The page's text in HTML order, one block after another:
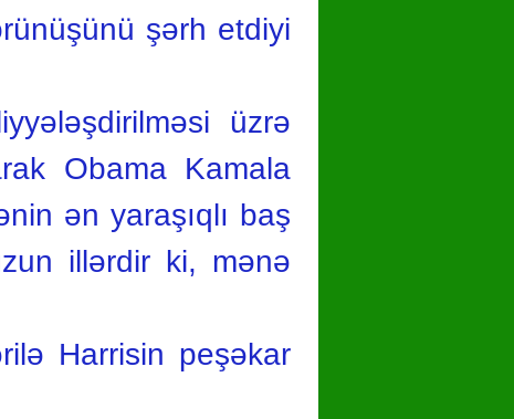
şərh etdiyi
üzrə
Obama Kamala
ən yaraşıqlı baş
illərdir ki, mənə
Harrisin peşəkar